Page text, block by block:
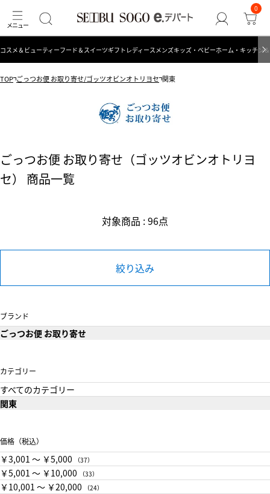
0
コスメ＆ビューティーフード＆スイーツギフト レディース メンズキッズ・ベビーホーム・キッチン
TOP ごっつお便 お取り寄せ/ゴッツオビンオトリヨセ 関東
ごっつお便 お取り寄せ（ゴッツオビンオトリヨ
セ） 商品一覧
対象商品 : 96点
絞り込み
ブランド
ごっつお便 お取り寄せ
カテゴリー
すべてのカテゴリー
関東
価格（税込）
￥3,001 〜 ￥5,000 （37）
￥5,001 〜 ￥10,000 （33）
￥10,001 〜 ￥20,000 （24）